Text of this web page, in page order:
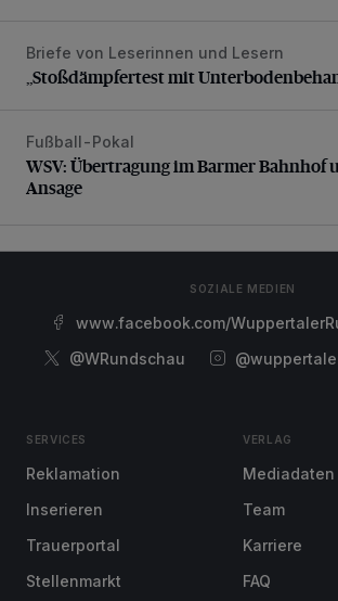
„Stoßdämpfertest mit
Briefe von Leserinnen und Lesern
„Stoßdämpfertest mit
WSV: Übertragung im Barmer Bahnhof
Fußball-Pokal
WSV: Übertragung im Barmer Bahnhof
Ansage
SOZIALE MEDIEN
www.facebook.com/
@WRundschau
SERVICES
Reklamation
Inserieren
Trauerportal
Stellenmarkt
VERLAG
Mediadaten
Team
Karriere
FAQ